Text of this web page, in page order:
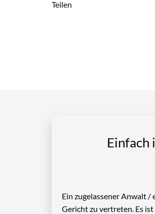
Teilen
Einfach
Ein zugelassener Anwalt /
Gericht zu vertreten. Es